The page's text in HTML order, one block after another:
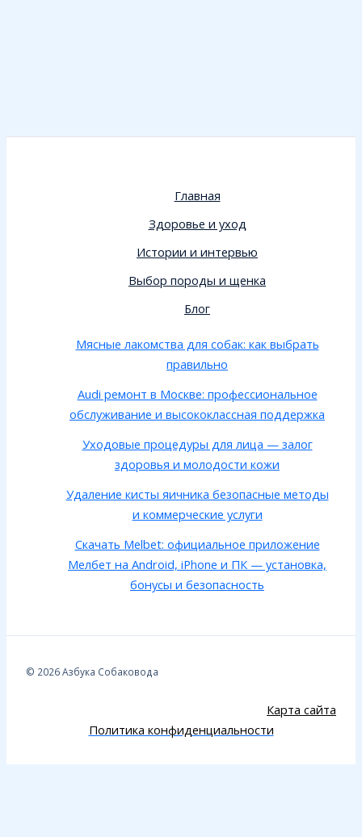
Главная
Здоровье и уход
Истории и интервью
Выбор породы и щенка
Блог
Мясные лакомства для собак: как выбрать
правильно
Audi ремонт в Москве: профессиональное
обслуживание и высококлассная поддержка
Уходовые процедуры для лица — залог
здоровья и молодости кожи
Удаление кисты яичника безопасные методы
и коммерческие услуги
Скачать Melbet: официальное приложение
Мелбет на Android, iPhone и ПК — установка,
бонусы и безопасность
© 2026 Азбука Собаковода
Карта сайта
Политика конфиденциальности